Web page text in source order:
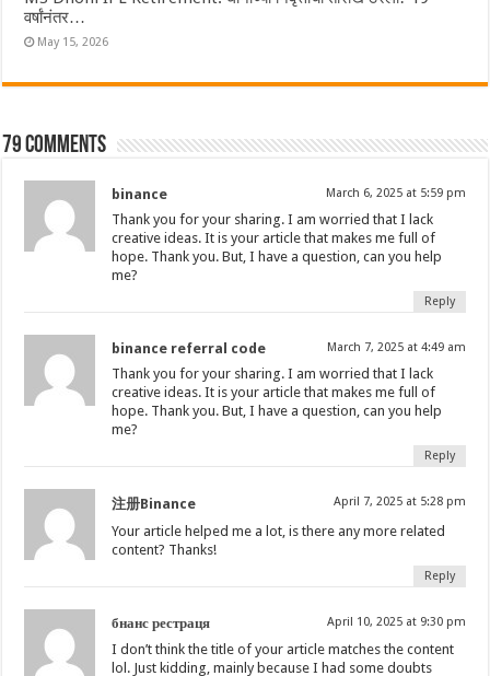
वर्षांनंतर…
May 15, 2026
79 comments
binance March 6, 2025 at 5:59 pm
Thank you for your sharing. I am worried that I lack
creative ideas. It is your article that makes me full of
hope. Thank you. But, I have a question, can you help
me?
Reply
binance referral code March 7, 2025 at 4:49 am
Thank you for your sharing. I am worried that I lack
creative ideas. It is your article that makes me full of
hope. Thank you. But, I have a question, can you help
me?
Reply
注册Binance April 7, 2025 at 5:28 pm
Your article helped me a lot, is there any more related
content? Thanks!
Reply
бнанс рестраця April 10, 2025 at 9:30 pm
I don’t think the title of your article matches the content
lol. Just kidding, mainly because I had some doubts